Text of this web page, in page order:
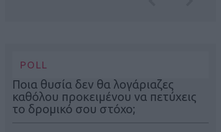
POLL
Ποια θυσία δεν θα λογάριαζες
καθόλου προκειμένου να πετύχεις
το δρομικό σου στόχο;